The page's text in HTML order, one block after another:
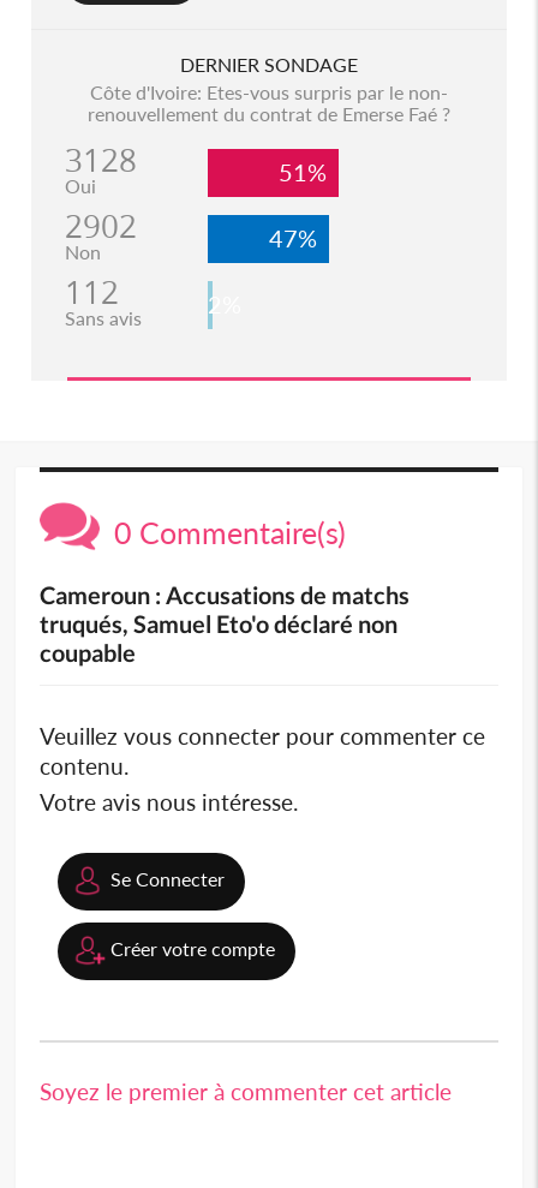
DERNIER SONDAGE
Côte d'Ivoire: Etes-vous surpris par le non-
renouvellement du contrat de Emerse Faé ?
3128
Oui 51%
2902
Non 47%
112
Sans avis 2%
0 Commentaire(s)
Cameroun : Accusations de matchs
truqués, Samuel Eto'o déclaré non
coupable
Veuillez vous connecter pour commenter ce
contenu.
Votre avis nous intéresse.
Se Connecter
Créer votre compte
Soyez le premier à commenter cet article